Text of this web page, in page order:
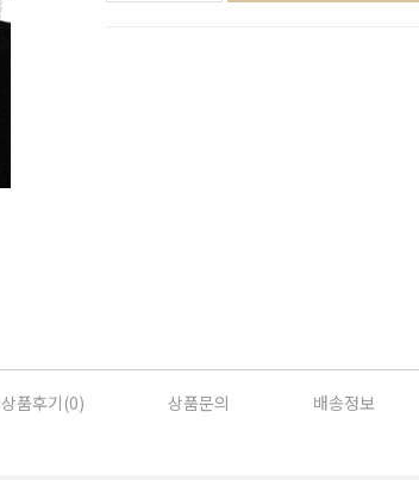
상품후기(0) 상품문의 배송정보